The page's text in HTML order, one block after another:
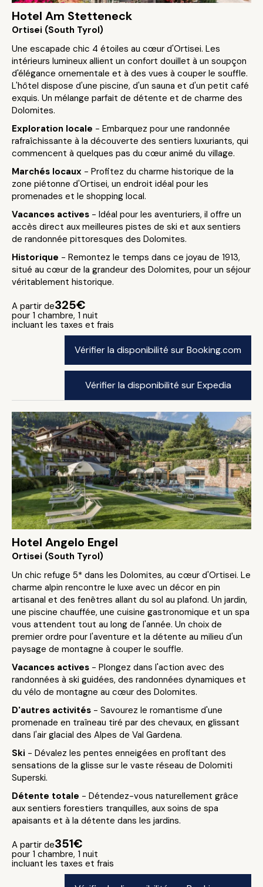
Hotel Am Stetteneck
Ortisei (South Tyrol)
Une escapade chic 4 étoiles au cœur d'Ortisei. Les
intérieurs lumineux allient un confort douillet à un soupçon
d'élégance ornementale et à des vues à couper le souffle.
L'hôtel dispose d'une piscine, d'un sauna et d'un petit café
exquis. Un mélange parfait de détente et de charme des
Dolomites.
Exploration locale - Embarquez pour une randonnée
rafraîchissante à la découverte des sentiers luxuriants, qui
commencent à quelques pas du cœur animé du village.
Marchés locaux - Profitez du charme historique de la
zone piétonne d'Ortisei, un endroit idéal pour les
promenades et le shopping local.
Vacances actives - Idéal pour les aventuriers, il offre un
accès direct aux meilleures pistes de ski et aux sentiers
de randonnée pittoresques des Dolomites.
Historique - Remontez le temps dans ce joyau de 1913,
situé au cœur de la grandeur des Dolomites, pour un séjour
véritablement historique.
A partir de325€
pour 1 chambre, 1 nuit
incluant les taxes et frais
Vérifier la disponibilité sur Booking.com
Vérifier la disponibilité sur Expedia
Hotel Angelo Engel
Ortisei (South Tyrol)
Un chic refuge 5* dans les Dolomites, au cœur d'Ortisei. Le
charme alpin rencontre le luxe avec un décor en pin
artisanal et des fenêtres allant du sol au plafond. Un jardin,
une piscine chauffée, une cuisine gastronomique et un spa
vous attendent tout au long de l'année. Un choix de
premier ordre pour l'aventure et la détente au milieu d'un
paysage de montagne à couper le souffle.
Vacances actives - Plongez dans l'action avec des
randonnées à ski guidées, des randonnées dynamiques et
du vélo de montagne au cœur des Dolomites.
D'autres activités - Savourez le romantisme d'une
promenade en traîneau tiré par des chevaux, en glissant
dans l'air glacial des Alpes de Val Gardena.
Ski - Dévalez les pentes enneigées en profitant des
sensations de la glisse sur le vaste réseau de Dolomiti
Superski.
Détente totale - Détendez-vous naturellement grâce
aux sentiers forestiers tranquilles, aux soins de spa
apaisants et à la détente dans les jardins.
A partir de351€
pour 1 chambre, 1 nuit
incluant les taxes et frais